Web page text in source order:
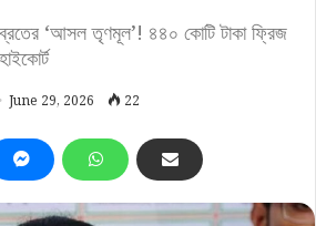
‘আসল তৃণমূল’! ৪৪০ কোটি টাকা ফ্রিজ
June 29, 2026 22